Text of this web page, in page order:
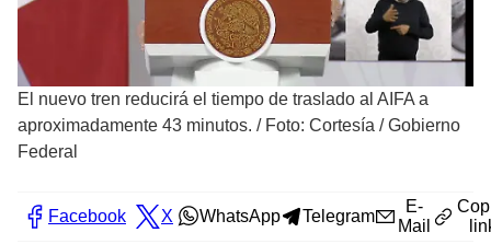
El nuevo tren reducirá el tiempo de traslado al AIFA a
aproximadamente 43 minutos. / Foto: Cortesía / Gobierno
Federal
Facebook X WhatsApp Telegram
E-
Mail